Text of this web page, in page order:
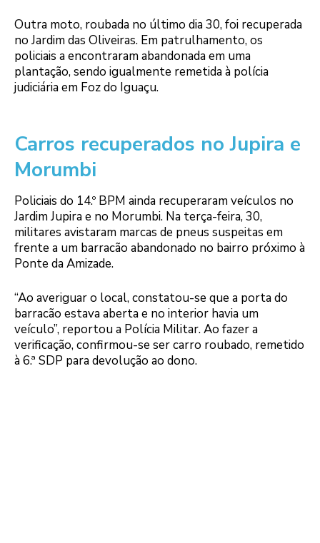
Outra moto, roubada no último dia 30, foi recuperada
no Jardim das Oliveiras. Em patrulhamento, os
policiais a encontraram abandonada em uma
plantação, sendo igualmente remetida à polícia
judiciária em Foz do Iguaçu.
Carros recuperados no Jupira e
Morumbi
Policiais do 14.º BPM ainda recuperaram veículos no
Jardim Jupira e no Morumbi. Na terça-feira, 30,
militares avistaram marcas de pneus suspeitas em
frente a um barracão abandonado no bairro próximo à
Ponte da Amizade.
“Ao averiguar o local, constatou-se que a porta do
barracão estava aberta e no interior havia um
veículo”, reportou a Polícia Militar. Ao fazer a
verificação, confirmou-se ser carro roubado, remetido
à 6.ª SDP para devolução ao dono.